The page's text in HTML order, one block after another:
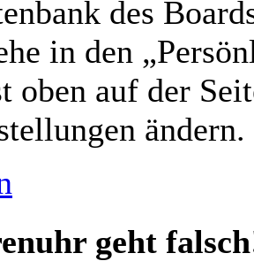
des
in den
oben auf der
ändern.
geht